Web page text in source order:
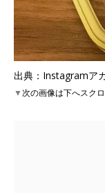
出典：Instagramア
▼次の画像は下へスク